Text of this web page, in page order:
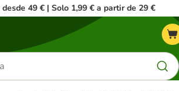
desde 49 € | Solo 1,99 € a partir de 29 €